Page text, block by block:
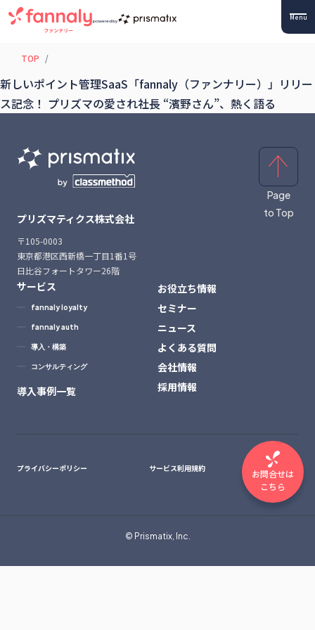
powered by Menu
TOP
新しいポイント管理SaaS「fannaly（ファンナリー）」リリー
ス記念！ プリズマの愛され社長 “濱野さん”、熱く語る
プリズマティクス株式会社
〒105-0003
東京都港区西新橋一丁目1番1号
日比谷フォートタワー26階
サービス
fannaly loyalty
fannaly auth
導入・構築
コンサルティング
導入事例一覧
お役立ち情報
セミナー
ニュース
よくある質問
会社情報
採用情報
プライバシーポリシー サービス利用規約
© Prismatix, Inc.
Page
to Top
お問合せは
こちら